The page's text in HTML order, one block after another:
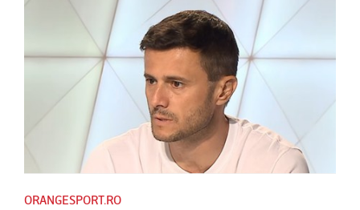
ORANGESPORT.RO